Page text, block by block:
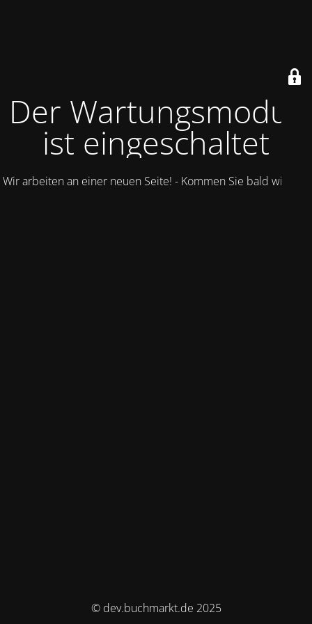
Der Wartungsmodus
ist eingeschaltet
Wir arbeiten an einer neuen Seite! - Kommen Sie bald wieder.
© dev.buchmarkt.de 2025